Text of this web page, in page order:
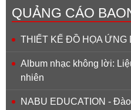
QUẢNG CÁO
THIẾT KẾ ĐỒ HỌA ỨNG
Album nhạc không lời:
nhiên
NABU EDUCATION -